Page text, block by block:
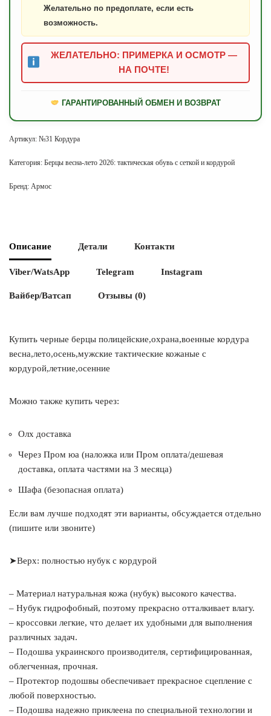
Желательно по предоплате, если есть
возможность.
ЖЕЛАТЕЛЬНО: ПРИМЕРКА И ОСМОТР —
НА ПОЧТЕ!
ГАРАНТИРОВАННЫЙ ОБМЕН И ВОЗВРАТ
Артикул: №31 Кордура
Категория: Берцы весна-лето 2026: тактическая обувь с сеткой и кордурой
Бренд: Армос
Описание Детали Контакти
Viber/WatsApp Telegram Instagram
Вайбер/Ватсап Отзывы (0)
Купить черные берцы полицейские,охрана,военные кордура
весна,лето,осень,мужские тактические кожаные с
кордурой,летние,осенние
Можно также купить через:
Олх доставка
Через Пром юа (наложка или Пром оплата/дешевая
доставка, оплата частями на 3 месяца)
Шафа (безопасная оплата)
Если вам лучше подходят эти варианты, обсуждается отдельно
(пишите или звоните)
➤Верх: полностью нубук с кордурой
– Материал натуральная кожа (нубук) высокого качества.
– Нубук гидрофобный, поэтому прекрасно отталкивает влагу.
– кроссовки легкие, что делает их удобными для выполнения
различных задач.
– Подошва украинского производителя, сертифицированная,
облегченная, прочная.
– Протектор подошвы обеспечивает прекрасное сцепление с
любой поверхностью.
– Подошва надежно приклеена по специальной технологии и